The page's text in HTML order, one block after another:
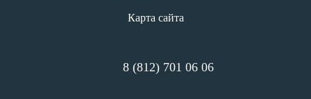
Карта сайта
8 (812) 701 06 06